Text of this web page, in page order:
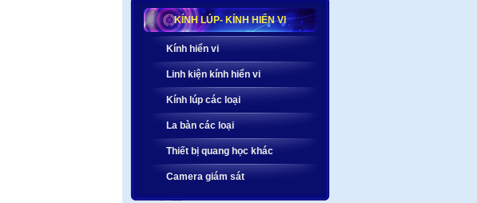
KÍNH LÚP- KÍNH HIỂN VI
Kính hiển vi
Linh kiện kính hiển vi
Kính lúp các loại
La bàn các loại
Thiết bị quang học khác
Camera giám sát